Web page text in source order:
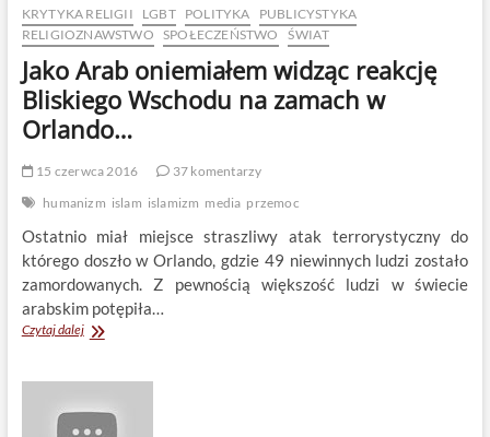
KRYTYKA RELIGII LGBT POLITYKA
PUBLICYSTYKA
RELIGIOZNAWSTWO SPOŁECZEŃSTWO ŚWIAT
Jako Arab oniemiałem widząc reakcję
Bliskiego Wschodu na zamach w
Orlando…
15 czerwca 2016
37 komentarzy
humanizm islam islamizm media przemoc
Ostatnio miał miejsce straszliwy atak terrorystyczny do
którego doszło w Orlando, gdzie 49 niewinnych ludzi zostało
zamordowanych. Z pewnością większość ludzi w świecie
arabskim potępiła…
Czytaj dalejJako
reakcję
Bliskiego